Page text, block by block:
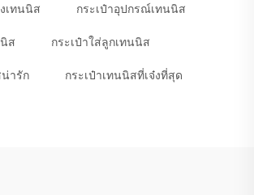
เทนนิส กระเป๋าอุปกรณ์เทนนิส
ส กระเป๋าใส่ลูกเทนนิส
น่ารัก กระเป๋าเทนนิสที่เจ๋งที่สุด